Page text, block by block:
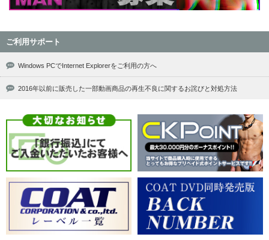
ご利用サポート
Windows PCでInternet Explorerをご利用の方へ
2016年以前に販売した一部動画商品の再生不良に関するお詫びと対処方法